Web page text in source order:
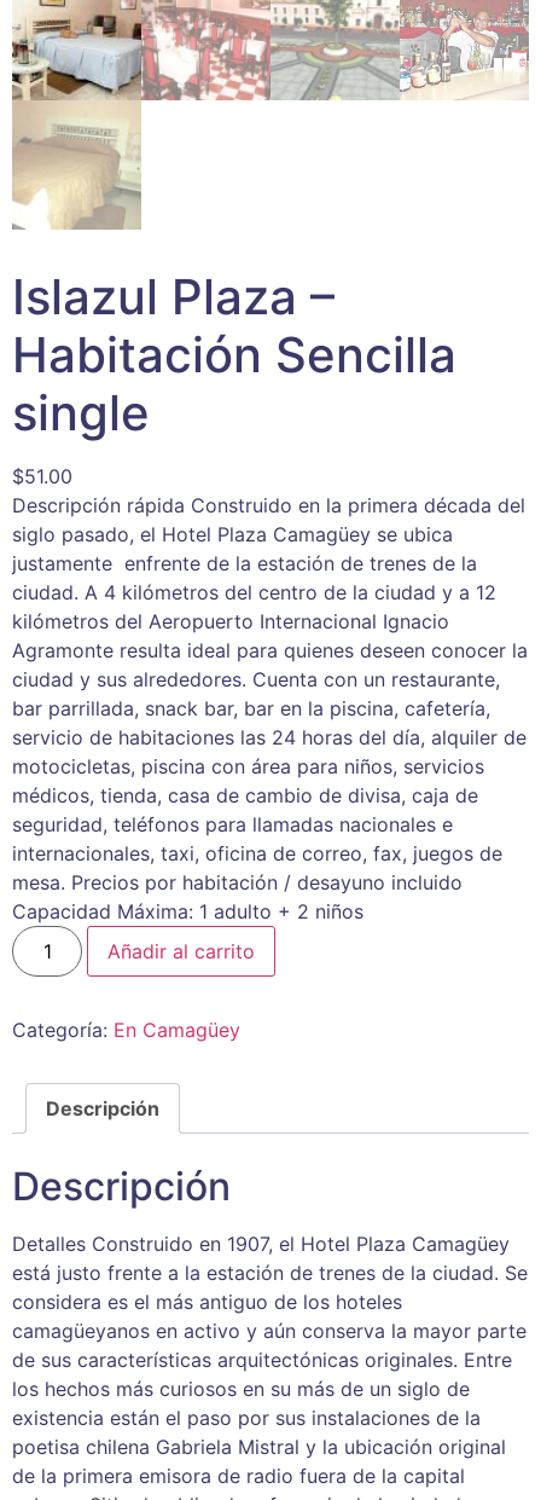
Islazul Plaza –
Habitación Sencilla
single
$51.00
Descripción rápida Construido en la primera década del
siglo pasado, el Hotel Plaza Camagüey se ubica
justamente enfrente de la estación de trenes de la
ciudad. A 4 kilómetros del centro de la ciudad y a 12
kilómetros del Aeropuerto Internacional Ignacio
Agramonte resulta ideal para quienes deseen conocer la
ciudad y sus alrededores. Cuenta con un restaurante,
bar parrillada, snack bar, bar en la piscina, cafetería,
servicio de habitaciones las 24 horas del día, alquiler de
motocicletas, piscina con área para niños, servicios
médicos, tienda, casa de cambio de divisa, caja de
seguridad, teléfonos para llamadas nacionales e
internacionales, taxi, oficina de correo, fax, juegos de
mesa. Precios por habitación / desayuno incluido
Capacidad Máxima: 1 adulto + 2 niños
Añadir al carrito
Categoría: En Camagüey
Descripción
Descripción
Detalles Construido en 1907, el Hotel Plaza Camagüey
está justo frente a la estación de trenes de la ciudad. Se
considera es el más antiguo de los hoteles
camagüeyanos en activo y aún conserva la mayor parte
de sus características arquitectónicas originales. Entre
los hechos más curiosos en su más de un siglo de
existencia están el paso por sus instalaciones de la
poetisa chilena Gabriela Mistral y la ubicación original
de la primera emisora de radio fuera de la capital